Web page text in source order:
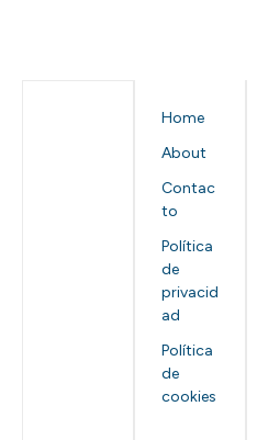
Home
About
Contac
to
Política
de
privacid
ad
Política
de
cookies